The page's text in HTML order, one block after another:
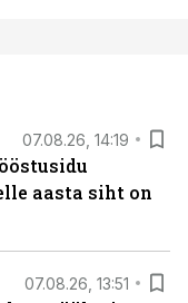
07.08.26, 14:19
aasta siht on
07.08.26, 13:51